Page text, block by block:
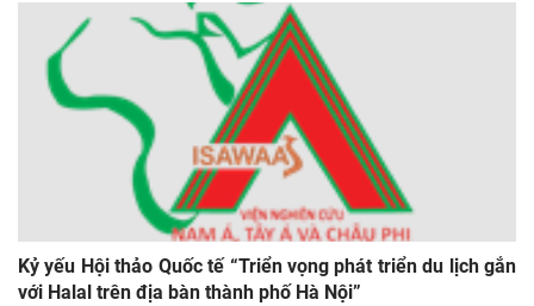
Kỷ yếu Hội thảo Quốc tế “Triển vọng phát triển du lịch gắn
với Halal trên địa bàn thành phố Hà Nội”